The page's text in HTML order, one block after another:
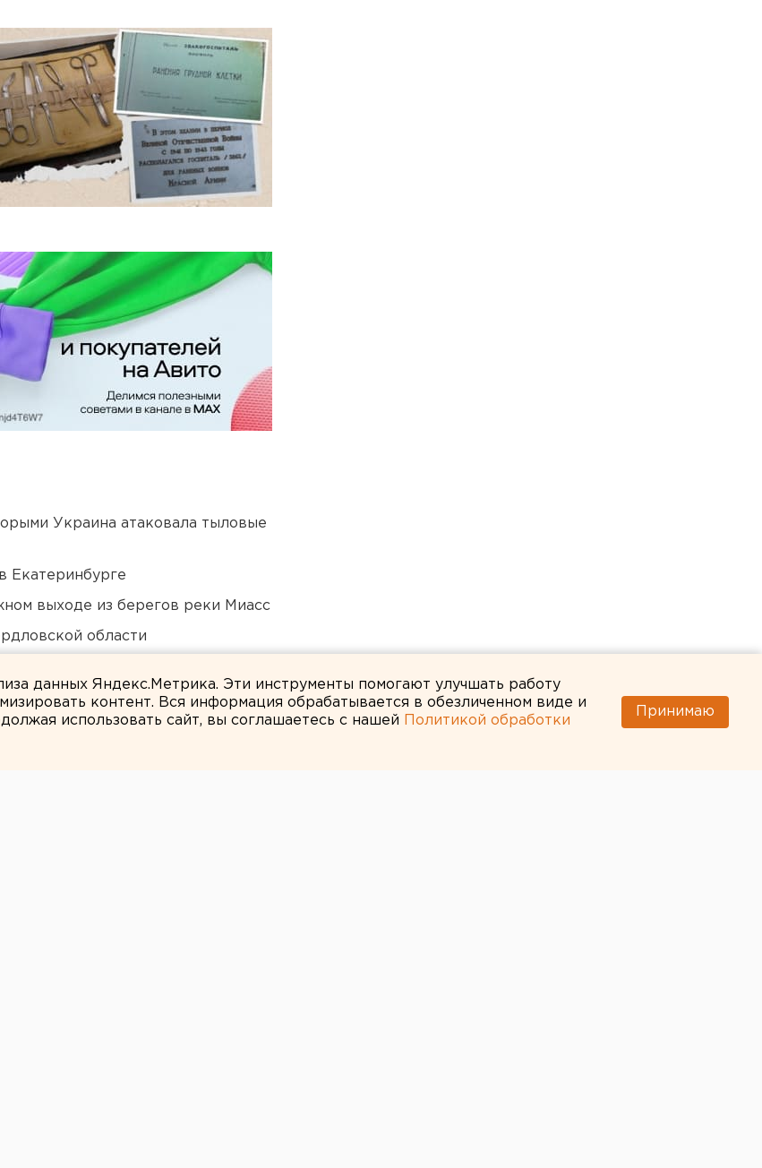
Украина атаковала тыловые
Екатеринбурге
выходе из берегов реки Миасс
области
данных Яндекс.Метрика. Эти инструменты помогают улучшать работу
контент. Вся информация обрабатывается в обезличенном виде и
использовать сайт, вы соглашаетесь с нашей
Политикой обработки
Принимаю